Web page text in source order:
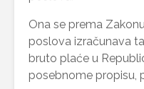
Ona se prema
poslova izračunava
bruto plaće u
posebnome propisu,